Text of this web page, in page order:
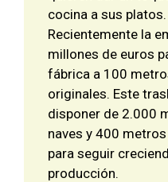
cocina a sus platos.
Recientemente la
millones de euros
fábrica a 100
originales. Este
disponer de 2.000
naves y 400
para seguir
producción.